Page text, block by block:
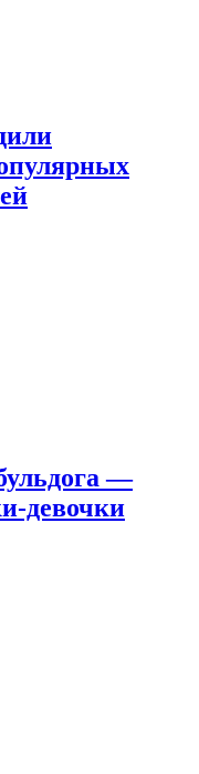
—
девочки